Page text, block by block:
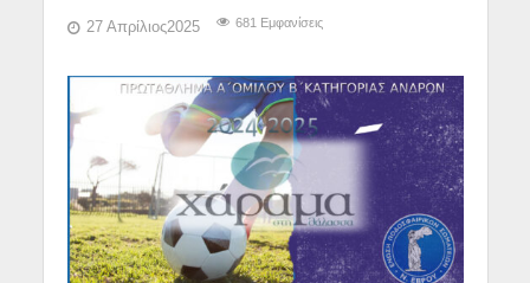
27 Απρίλιος2025 681 Εμφανίσεις